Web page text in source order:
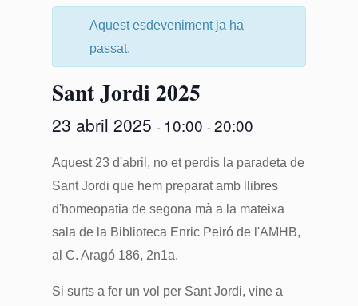
Aquest esdeveniment ja ha
passat.
Sant Jordi 2025
23 abril 2025 - 10:00 - 20:00
Aquest 23 d'abril, no et perdis la paradeta de
Sant Jordi que hem preparat amb llibres
d'homeopatia de segona mà a la mateixa
sala de la Biblioteca Enric Peiró de l'AMHB,
al C. Aragó 186, 2n1a.
Si surts a fer un vol per Sant Jordi, vine a